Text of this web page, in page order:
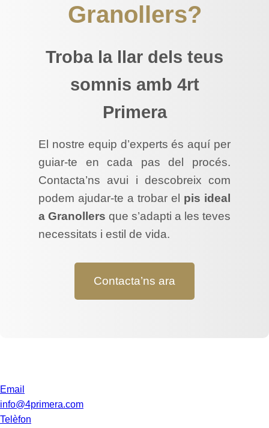
Granollers?
Troba la llar dels teus
somnis amb 4rt
Primera
El nostre equip d’experts és aquí per
guiar-te en cada pas del procés.
Contacta’ns avui i descobreix com
podem ajudar-te a trobar el pis ideal
a Granollers que s’adapti a les teves
necessitats i estil de vida.
Contacta’ns ara
Email
info@4primera.com
Telèfon